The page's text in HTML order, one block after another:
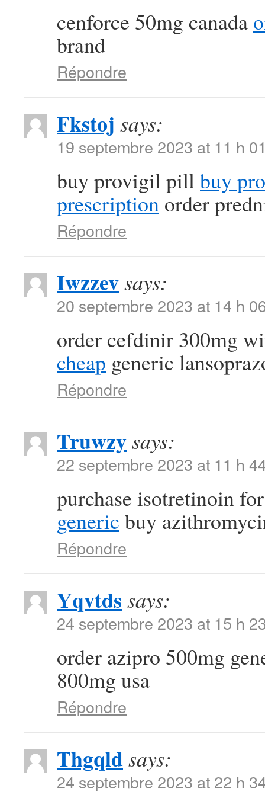
cenforce 50mg canada
brand
Répondre
Fkstoj says:
19 septembre 2023 at 11 h
buy provigil pillbuy
prescription order
Répondre
Iwzzevsays:
20 septembre 2023 at 14 h
order cefdinir 300mg
cheap generic
Répondre
Truwzysays:
22 septembre 2023 at 11 h
purchase isotretinoin
generic buy
Répondre
Yqvtds says:
24 septembre 2023 at 15 h
order azipro 500mg
800mg usa
Répondre
Thgqldsays:
24 septembre 2023 at 22 h